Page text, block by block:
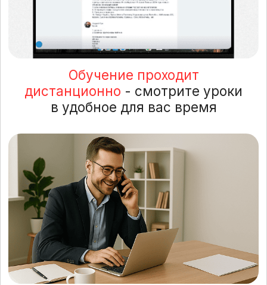
Выбрать тариф
Доступ в закрытый клуб
«Оптовый синдикат»
для обмена опытом и партнерства
Личные рекомендации
по каждому этапу обучения